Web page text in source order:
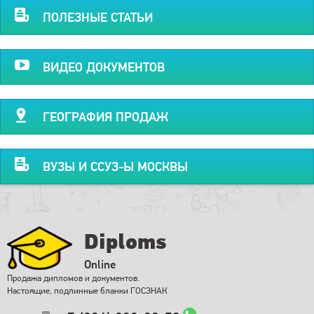
ПОЛЕЗНЫЕ СТАТЬИ
ВИДЕО ДОКУМЕНТОВ
ГЕОГРАФИЯ ПРОДАЖ
ВУЗЫ И ССУЗ-Ы МОСКВЫ
Diploms
Online
Продажа дипломов и документов.
Настоящие, подлинные бланки ГОСЗНАК